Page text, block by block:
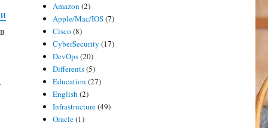
Amazon (2)
Apple/Mac/IOS(7)
Cisco (8)
CyberSecurity (17)
DevOps(20)
Differents(5)
Education (27)
English (2)
Infrastructure(49)
Oracle(1)